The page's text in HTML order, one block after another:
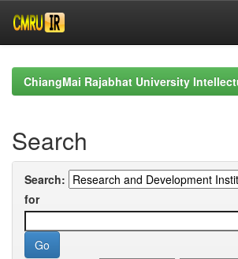
navigationChiangMai Rajabhat University
Search
Search:
for